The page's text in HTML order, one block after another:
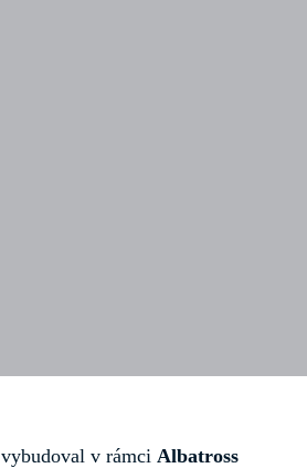
vybudoval v rámci Albatross